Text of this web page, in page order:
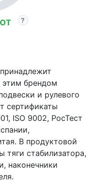
этим брендом
и рулевого
сертификаты
ISO 9002, РосТест
В продуктовой
тяги стабилизатора,
наконечники